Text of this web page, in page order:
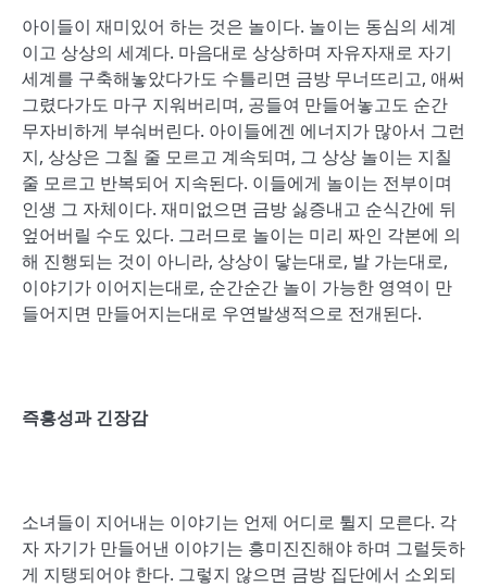
아이들이 재미있어 하는 것은 놀이다. 놀이는 동심의 세계
이고 상상의 세계다. 마음대로 상상하며 자유자재로 자기
세계를 구축해놓았다가도 수틀리면 금방 무너뜨리고, 애써
그렸다가도 마구 지워버리며, 공들여 만들어놓고도 순간
무자비하게 부숴버린다. 아이들에겐 에너지가 많아서 그런
지, 상상은 그칠 줄 모르고 계속되며, 그 상상 놀이는 지칠
줄 모르고 반복되어 지속된다. 이들에게 놀이는 전부이며
인생 그 자체이다. 재미없으면 금방 싫증내고 순식간에 뒤
엎어버릴 수도 있다. 그러므로 놀이는 미리 짜인 각본에 의
해 진행되는 것이 아니라, 상상이 닿는대로, 발 가는대로,
이야기가 이어지는대로, 순간순간 놀이 가능한 영역이 만
들어지면 만들어지는대로 우연발생적으로 전개된다.
즉흥성과 긴장감
소녀들이 지어내는 이야기는 언제 어디로 튈지 모른다. 각
자 자기가 만들어낸 이야기는 흥미진진해야 하며 그럴듯하
게 지탱되어야 한다. 그렇지 않으면 금방 집단에서 소외되